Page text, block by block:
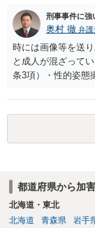
刑事事件に強
奥村 徹 弁護
時には画像等を送
と成人が混ざって
条3項）・性的姿態
で、警察にバレれ
都道府県から加
北海道・東北
北海道
青森県 岩手